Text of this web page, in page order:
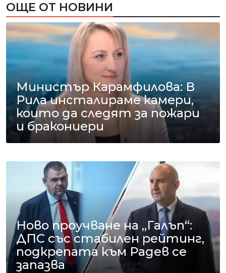
ОЩЕ ОТ НОВИНИ
Министър Карамфилова: В
Рила инсталираме камери,
които да следят за пожари
и бракониери
Ново проучване на „Галъп“:
ДПС със стабилен рейтинг,
подкрепата към Радев се
запазва